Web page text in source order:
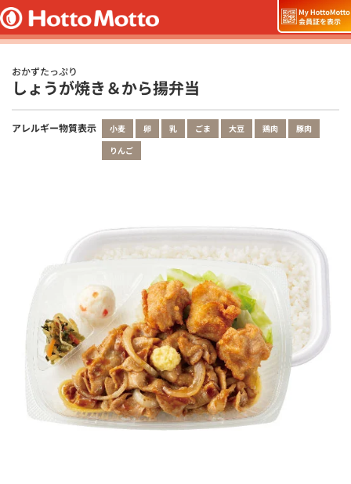
おかずたっぷり
しょうが焼き＆から揚弁当
アレルギー物質表示 小麦 卵 乳 ごま 大豆 鶏肉
豚肉
りんご